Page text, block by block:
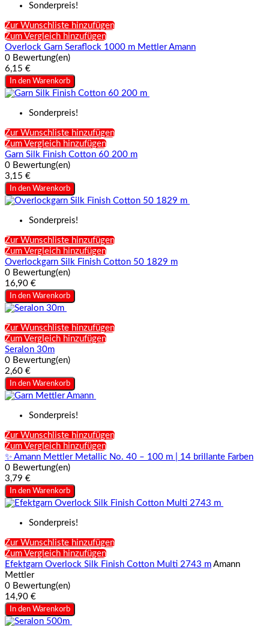
Sonderpreis!
Zur Wunschliste hinzufügen
Zum Vergleich hinzufügen
Overlock Garn Seraflock 1000 m Mettler Amann
0 Bewertung(en)
6,15 €
In den Warenkorb
Sonderpreis!
Zur Wunschliste hinzufügen
Zum Vergleich hinzufügen
Garn Silk Finish Cotton 60 200 m
0 Bewertung(en)
3,15 €
In den Warenkorb
Sonderpreis!
Zur Wunschliste hinzufügen
Zum Vergleich hinzufügen
Overlockgarn Silk Finish Cotton 50 1829 m
0 Bewertung(en)
16,90 €
In den Warenkorb
Zur Wunschliste hinzufügen
Zum Vergleich hinzufügen
Seralon 30m
0 Bewertung(en)
2,60 €
In den Warenkorb
Sonderpreis!
Zur Wunschliste hinzufügen
Zum Vergleich hinzufügen
✨ Amann Mettler Metallic No. 40 – 100 m | 14 brillante Farben
0 Bewertung(en)
3,79 €
In den Warenkorb
Sonderpreis!
Zur Wunschliste hinzufügen
Zum Vergleich hinzufügen
Efektgarn Overlock Silk Finish Cotton Multi 2743 m Amann
Mettler
0 Bewertung(en)
14,90 €
In den Warenkorb